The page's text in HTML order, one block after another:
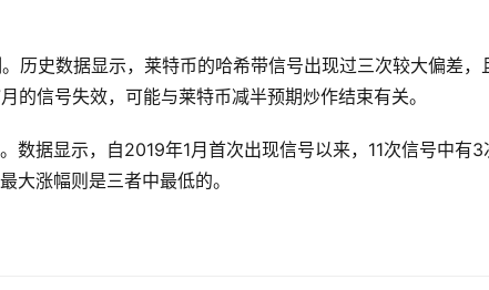
历史数据显示，莱特币的哈希带信号出现过三次较大偏差，
信号失效，可能与莱特币减半预期炒作结束有关。
数据显示，自2019年1月首次出现信号以来，11次信号中有3
大涨幅则是三者中最低的。